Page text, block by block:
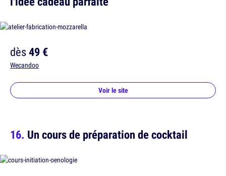
dès49 €
Wecandoo
Voir le site
Un cours de préparation de cocktail